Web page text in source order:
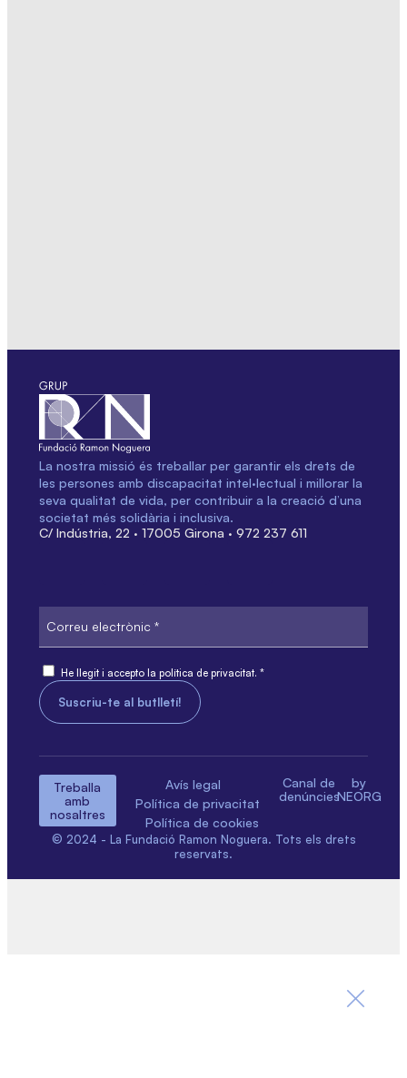
La nostra missió és treballar per garantir els drets de
les persones amb discapacitat intel·lectual i millorar la
seva qualitat de vida, per contribuir a la creació d’una
societat més solidària i inclusiva.
C/ Indústria, 22 · 17005 Girona · 972 237 611
electrònic
ConsentHe llegit i accepto la política de privacitat. *
Treballa
amb
nosaltres
Avís legal
Política de privacitat
Política de cookies
Canal de
denúncies
by
NEORG
© 2024 - La Fundació Ramon Noguera. Tots els drets
reservats.